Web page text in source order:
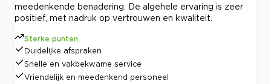
meedenkende benadering. De algehele ervaring is zeer
positief, met nadruk op vertrouwen en kwaliteit.
Sterke punten
Duidelijke afspraken
Snelle en vakbekwame service
Vriendelijk en meedenkend personeel